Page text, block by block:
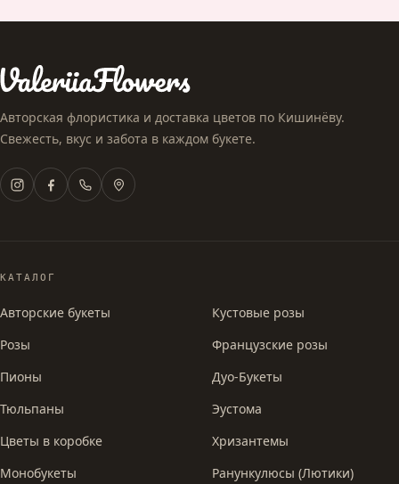
Авторская флористика и доставка цветов по Кишинёву.
Свежесть, вкус и забота в каждом букете.
КАТАЛОГ
Авторские букеты
Розы
Пионы
Тюльпаны
Цветы в коробке
Монобукеты
Кустовые розы
Французские розы
Дуо-Букеты
Эустома
Хризантемы
Ранункулюсы (Лютики)